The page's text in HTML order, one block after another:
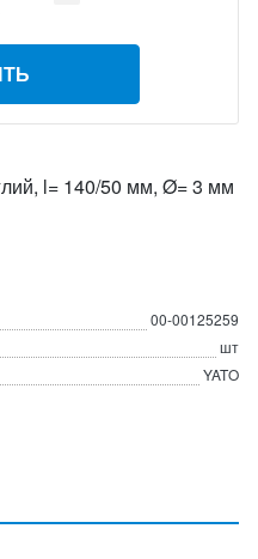
l= 140/50 мм, Ø= 3 мм
00-00125259
шт
YATO